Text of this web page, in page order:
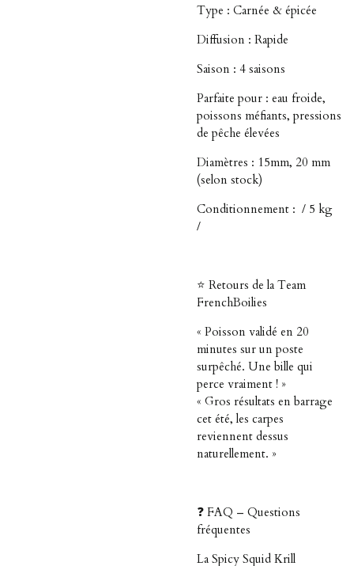
Type : Carnée & épicée
Diffusion : Rapide
Saison : 4 saisons
Parfaite pour : eau froide,
poissons méfiants, pressions
de pêche élevées
Diamètres : 15mm, 20 mm
(selon stock)
Conditionnement : / 5 kg
/
⭐ Retours de la Team
FrenchBoilies
« Poisson validé en 20
minutes sur un poste
surpêché. Une bille qui
perce vraiment ! »
« Gros résultats en barrage
cet été, les carpes
reviennent dessus
naturellement. »
❓ FAQ – Questions
fréquentes
La Spicy Squid Krill